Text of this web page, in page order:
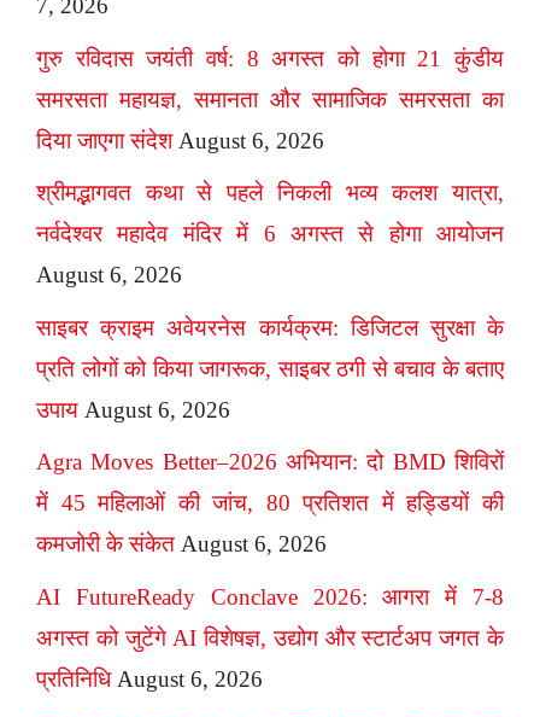
7, 2026
गुरु रविदास जयंती वर्ष: 8 अगस्त को होगा 21 कुंडीय
समरसता महायज्ञ, समानता और सामाजिक समरसता का
दिया जाएगा संदेश August 6, 2026
श्रीमद्भागवत कथा से पहले निकली भव्य कलश यात्रा,
नर्वदेश्वर महादेव मंदिर में 6 अगस्त से होगा आयोजन
August 6, 2026
साइबर क्राइम अवेयरनेस कार्यक्रम: डिजिटल सुरक्षा के
प्रति लोगों को किया जागरूक, साइबर ठगी से बचाव के बताए
उपाय August 6, 2026
Agra Moves Better–2026 अभियान: दो BMD शिविरों
में 45 महिलाओं की जांच, 80 प्रतिशत में हड्डियों की
कमजोरी के संकेत August 6, 2026
AI FutureReady Conclave 2026: आगरा में 7-8
अगस्त को जुटेंगे AI विशेषज्ञ, उद्योग और स्टार्टअप जगत के
प्रतिनिधि August 6, 2026